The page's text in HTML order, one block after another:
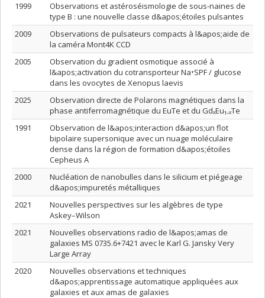
1999
Observations et astéroséismologie de sous-naines de
type B : une nouvelle classe d&apos;étoiles pulsantes
2009
Observations de pulsateurs compacts à l&apos;aide de
la caméra Mont4K CCD
2005
Observation du gradient osmotique associé à
l&apos;activation du cotransporteur Na⁺SPF / glucose
dans les ovocytes de Xenopus laevis
2025
Observation directe de Polarons magnétiques dans la
phase antiferromagnétique du EuTe et du GdₓEu₁₋ₓTe
1991
Observation de l&apos;interaction d&apos;un flot
bipolaire supersonique avec un nuage moléculaire
dense dans la région de formation d&apos;étoiles
Cepheus A
2000
Nucléation de nanobulles dans le silicium et piégeage
d&apos;impuretés métalliques
2021
Nouvelles perspectives sur les algèbres de type
Askey–Wilson
2021
Nouvelles observations radio de l&apos;amas de
galaxies MS 0735.6+7421 avec le Karl G. Jansky Very
Large Array
2020
Nouvelles observations et techniques
d&apos;apprentissage automatique appliquées aux
galaxies et aux amas de galaxies